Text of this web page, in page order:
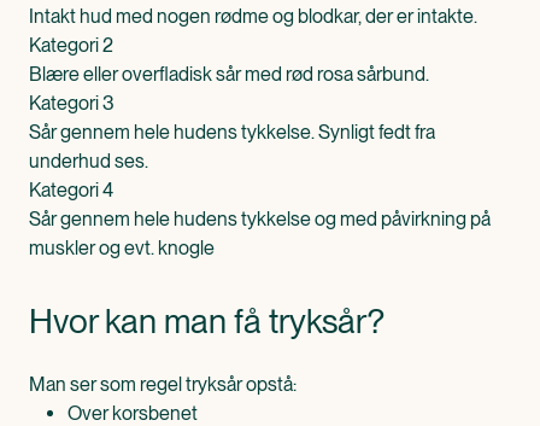
Intakt hud med nogen rødme og blodkar, der er intakte.
Kategori 2
Blære eller overfladisk sår med rød rosa sårbund.
Kategori 3
Sår gennem hele hudens tykkelse. Synligt fedt fra
underhud ses.
Kategori 4
Sår gennem hele hudens tykkelse og med påvirkning på
muskler og evt. knogle
Hvor kan man få tryksår?
Man ser som regel tryksår opstå:
Over korsbenet